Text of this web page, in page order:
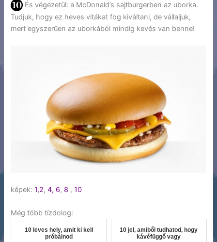
És végezetül: a McDonald’s sajtburgerben az uborka.
Tudjuk, hogy ez heves vitákat fog kiváltani, de vállaljuk,
mert egyszerűen az uborkából mindig kevés van benne!
képek:1,2,4, 6, 8 ,10
Még több tízdolog:
10 leves hely, amit ki kell
próbálnod
10 jel, amiből tudhatod, hogy
kávéfüggő vagy